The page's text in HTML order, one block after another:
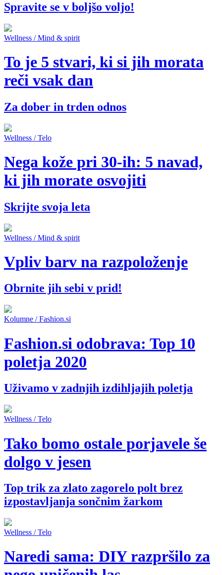
Spravite se v boljšo voljo!
Wellness / Mind & spirit
To je 5 stvari, ki si jih morata
reči vsak dan
Za dober in trden odnos
Wellness / Telo
Nega kože pri 30-ih: 5 navad,
ki jih morate osvojiti
Skrijte svoja leta
Wellness / Mind & spirit
Vpliv barv na razpoloženje
Obrnite jih sebi v prid!
Kolumne /Fashion.si
Fashion.si odobrava: Top 10
poletja 2020
Uživamo v zadnjih izdihljajih poletja
Wellness / Telo
Tako bomo ostale porjavele še
dolgo v jesen
Top trik za zlato zagorelo polt brez
izpostavljanja sončnim žarkom
Wellness / Telo
Naredi sama: DIY razpršilo za